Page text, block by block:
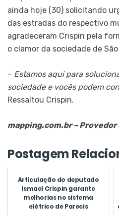
ainda hoje (30) solicitando
das estradas do respectivo
agradeceram Crispin pela
o clamor da sociedade de
– Estamos aqui para
sociedade e vocês podem
Ressaltou Crispin.
mapping.com.br – Provedor
Postagem
Articulação do deputado
Ismael Crispin garante
melhorias no sistema
elétrico de Parecis